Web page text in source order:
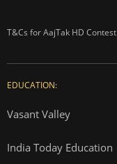
T&Cs for AajTak HD Contest
EDUCATION:
Vasant Valley
India Today Education